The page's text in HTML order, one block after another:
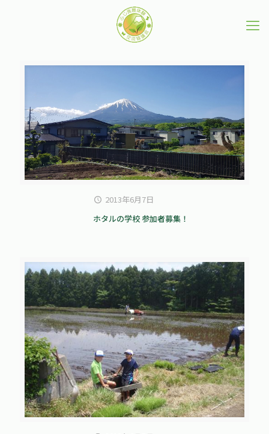
2013年6月7日
ホタルの学校 参加者募集！